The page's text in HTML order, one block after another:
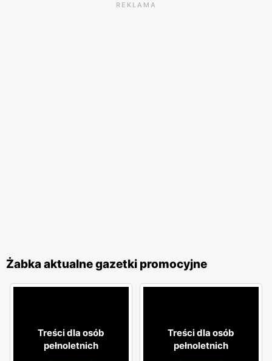
REKLAMA
Żabka aktualne gazetki promocyjne
Treści dla osób
pełnoletnich
Treści dla osób
pełnoletnich